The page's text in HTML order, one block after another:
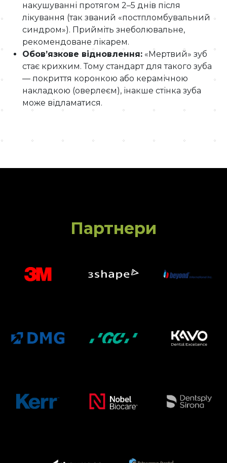
накушуванні протягом 2–5 днів після
лікування (так званий «постпломбувальний
синдром»). Прийміть знеболювальне,
рекомендоване лікарем.
Обов’язкове відновлення: «Мертвий» зуб
стає крихким. Тому стандарт для такого зуба
— покриття коронкою або керамічною
накладкою (оверлеєм), інакше стінка зуба
може відламатися.
Партнери